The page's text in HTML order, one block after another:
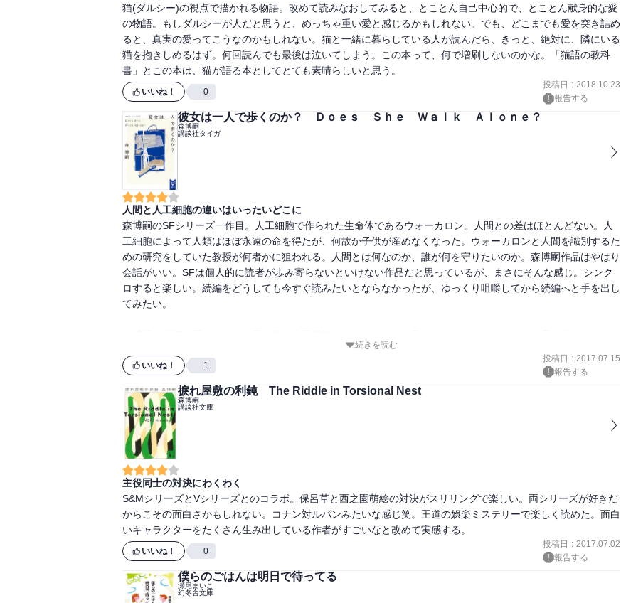
猫(ダルシー)の視点で描かれる物語。改めて読みなおしてみると、とことん自己中心的で、とことん献身的な愛
の物語。もしダルシーが人だと思うと、めっちゃ重い愛と感じるかもしれない。でも、どこまでも愛を突き詰め
ると、真実の愛ってこうなのかもしれない。猫と一緒に暮らしている人が読んだら、きっと、絶対に、隣にいる
猫を抱きしめるはず。何回読んでも最後は泣いてしまう。この本って、何で増刷しないのかな。「猫語の教科
書」とこの本は、猫が語る本としてとても素晴らしいと思う。
いいね！ 0
投稿日 : 2018.10.23
報告する
彼女は一人で歩くのか？ Ｄｏｅｓ Ｓｈｅ Ｗａｌｋ Ａｌｏｎｅ？
森博嗣
講談社タイガ
人間と人工細胞の違いはいったいどこに
森博嗣のSFシリーズ一作目。人工細胞で作られた生命体であるウォーカロン。人間との差はほとんどない。人
工細胞によって人類はほぼ永遠の命を得たが、何故か子供が産めなくなった。ウォーカロンと人間を識別するた
めの研究をしていた教授が何者かに狙われる。人間とは何なのか、誰が何を守りたいのか。森博嗣作品はやはり
会話がいい。SFは個人的に読者が歩み寄らないといけない作品だと思っているが、まさにそんな感じ。シンク
ロすると楽しい。続編をどうしても今すぐ読みたいとならなかったが、ゆっくり咀嚼してから続編へと手を出し
てみたい。
続きを読む
いいね！ 1
投稿日 : 2017.07.15
報告する
捩れ屋敷の利鈍 The Riddle in Torsional Nest
森博嗣
講談社文庫
主役同士の対決にわくわく
S&MシリーズとVシリーズとのコラボ。保呂草と西之園萌絵の対決がスリリングで楽しい。両シリーズが好きだ
からこその面白さかもしれない。コナン対ルパンみたいな感じ笑。王道の娯楽ミステリーで楽しく読めた。面白
いキャラクターをたくさん生み出している作者がすごいなと改めて実感する。
いいね！ 0
投稿日 : 2017.07.02
報告する
僕らのごはんは明日で待ってる
瀬尾まいこ
幻冬舎文庫